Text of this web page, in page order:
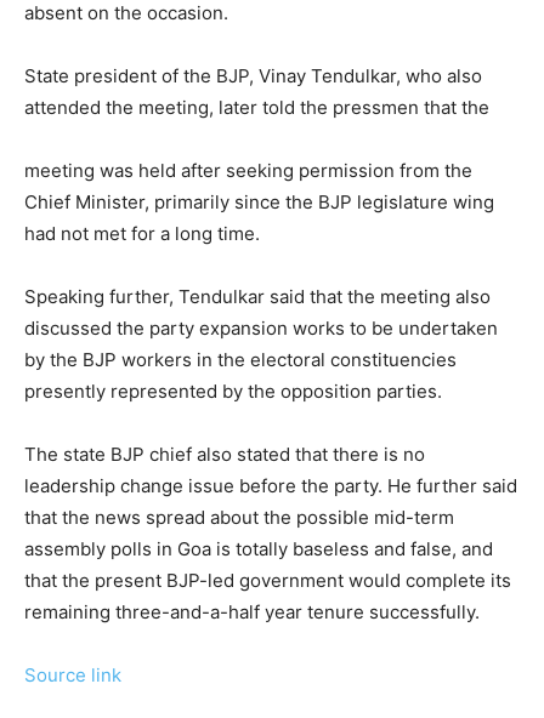
absent on the occasion.
State president of the BJP, Vinay Tendulkar, who also
attended the meeting, later told the pressmen that the
meeting was held after seeking permission from the
Chief Minister, primarily since the BJP legislature wing
had not met for a long time.
Speaking further, Tendulkar said that the meeting also
discussed the party expansion works to be undertaken
by the BJP workers in the electoral constituencies
presently represented by the opposition parties.
The state BJP chief also stated that there is no
leadership change issue before the party. He further said
that the news spread about the possible mid-term
assembly polls in Goa is totally baseless and false, and
that the present BJP-led government would complete its
remaining three-and-a-half year tenure successfully.
Source link